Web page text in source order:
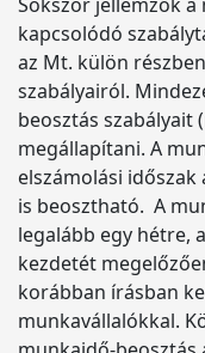
kapcsolódó
az Mt. külön
szabályairól.
beosztás
megállapítani. A
elszámolási
is beosztható. A
legalább egy hétre,
kezdetét
korábban írásban
munkavállalókkal.